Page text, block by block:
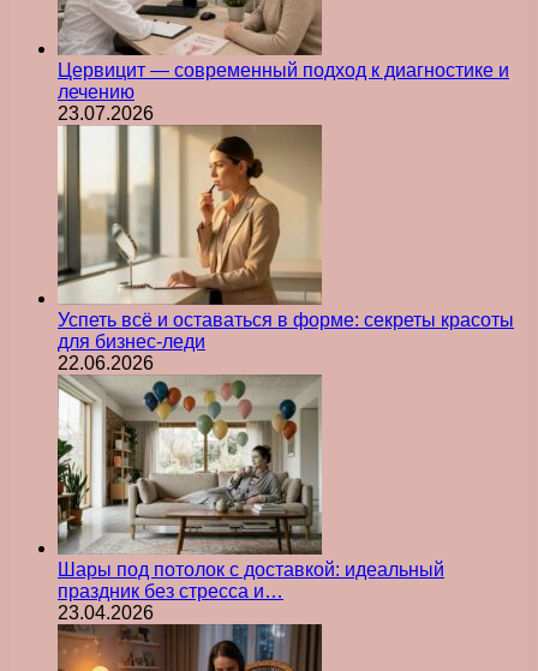
Цервицит — современный подход к диагностике и
лечению
23.07.2026
Успеть всё и оставаться в форме: секреты красоты
для бизнес-леди
22.06.2026
Шары под потолок с доставкой: идеальный
праздник без стресса и…
23.04.2026